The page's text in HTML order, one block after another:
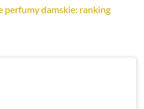
perfumy damskie: ranking